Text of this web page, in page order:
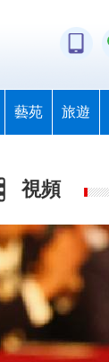
藝苑 旅遊
視頻